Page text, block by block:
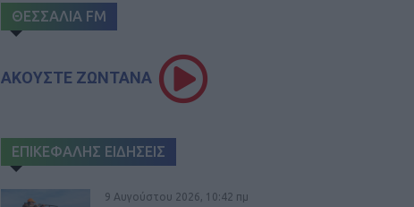
ΘΕΣΣΑΛΙΑ FM
ΑΚΟΥΣΤΕ ΖΩΝΤΑΝΑ
ΕΠΙΚΕΦΑΛΗΣ ΕΙΔΗΣΕΙΣ
9 Αυγούστου 2026, 10:42 πμ